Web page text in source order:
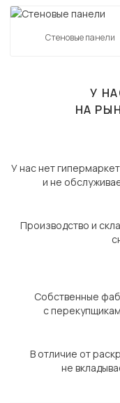
Стеновые панели
У
НА
У нас нет
и не
Производство и
Собственные
с
В отличие от
не